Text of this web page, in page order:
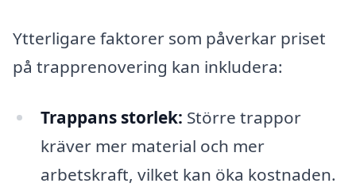
Ytterligare faktorer som påverkar priset
på trapprenovering kan inkludera:
Trappans storlek: Större trappor
kräver mer material och mer
arbetskraft, vilket kan öka kostnaden.